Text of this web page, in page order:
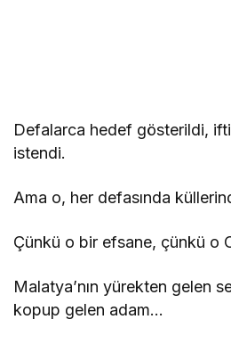
Defalarca hedef gösterildi,
istendi.
Ama o, her defasında
Çünkü o bir efsane, çünkü o
Malatya’nın yürekten gelen
kopup gelen adam…